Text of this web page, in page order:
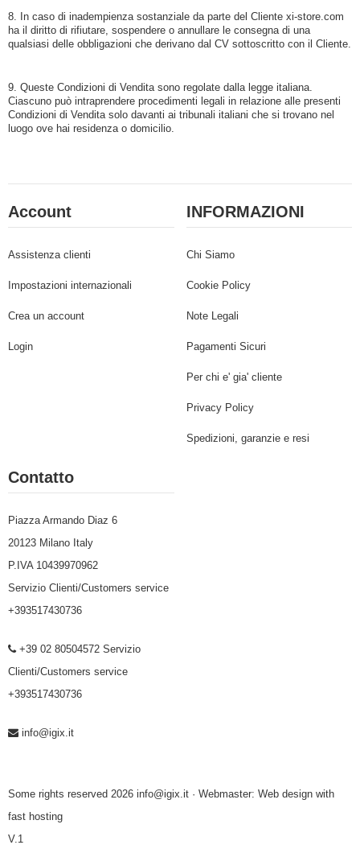
8. In caso di inadempienza sostanziale da parte del Cliente xi-store.com
ha il diritto di rifiutare, sospendere o annullare le consegna di una
qualsiasi delle obbligazioni che derivano dal CV sottoscritto con il Cliente.
9. Queste Condizioni di Vendita sono regolate dalla legge italiana.
Ciascuno può intraprendere procedimenti legali in relazione alle presenti
Condizioni di Vendita solo davanti ai tribunali italiani che si trovano nel
luogo ove hai residenza o domicilio.
Account
Assistenza clienti
Impostazioni internazionali
Crea un account
Login
INFORMAZIONI
Chi Siamo
Cookie Policy
Note Legali
Pagamenti Sicuri
Per chi e' gia' cliente
Privacy Policy
Spedizioni, garanzie e resi
Contatto
Piazza Armando Diaz 6
20123 Milano Italy
P.IVA 10439970962
Servizio Clienti/Customers service
+393517430736
+39 02 80504572 Servizio
Clienti/Customers service
+393517430736
info@igix.it
Some rights reserved 2026 info@igix.it · Webmaster: Web design with
fast hosting
V.1